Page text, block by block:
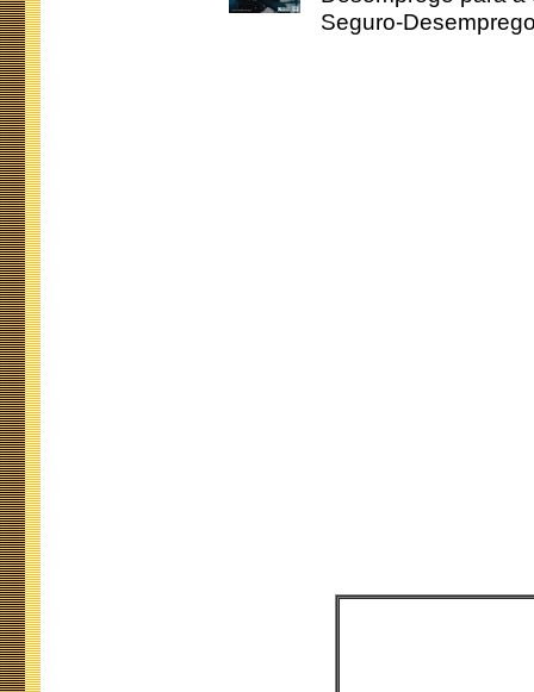
Seguro-